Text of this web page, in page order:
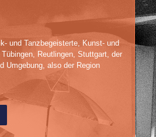
und Tanzbegeisterte, Kunst- und
Reutlingen, Stuttgart, der
Umgebung, also der Region